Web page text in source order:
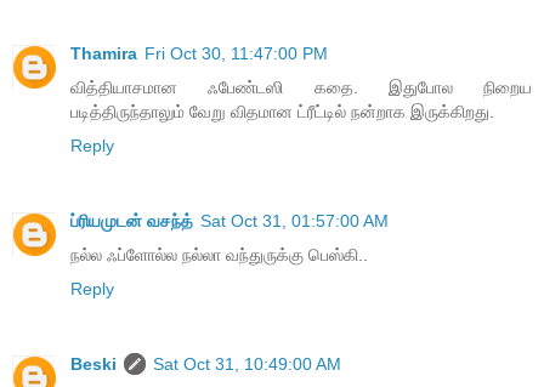
Thamira Fri Oct 30, 11:47:00 PM
வித்தியாசமான ஃபேண்டஸி கதை. இதுபோல நிறைய
படித்திருந்தாலும் வேறு விதமான ட்ரீட்டில் நன்றாக இருக்கிறது.
Reply
ப்ரியமுடன் வசந்த் Sat Oct 31, 01:57:00 AM
நல்ல ஃப்ளோல்ல நல்லா வந்துருக்கு பெஸ்கி..
Reply
Beski Sat Oct 31, 10:49:00 AM